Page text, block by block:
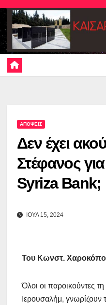
Skip
content
ΑΠΟΨΕΙΣ
Δεν έχει
Στέφανος
Syriza Bank;
ΙΟΥΛ 15, 2024
Του Κωνστ.
Όλοι οι παροικούντες
Ιερουσαλήμ, γνωρίζουν